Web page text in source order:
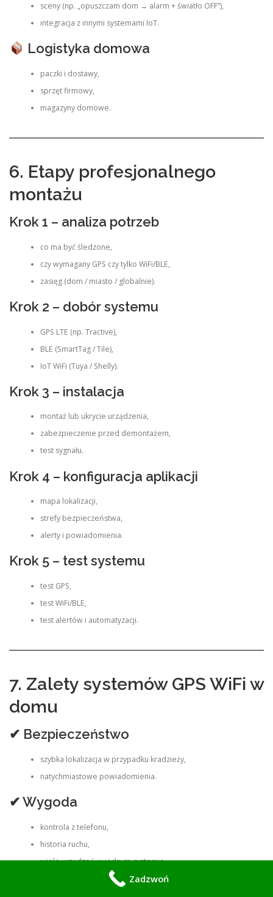
sceny (np. „opuszczam dom → alarm + światło OFF”),
integracja z innymi systemami IoT.
Logistyka domowa
paczki i dostawy,
sprzęt firmowy,
magazyny domowe.
6. Etapy profesjonalnego
montażu
Krok 1 – analiza potrzeb
co ma być śledzone,
czy wymagany GPS czy tylko WiFi/BLE,
zasięg (dom / miasto / globalnie).
Krok 2 – dobór systemu
GPS LTE (np. Tractive),
BLE (SmartTag / Tile),
IoT WiFi (Tuya / Shelly).
Krok 3 – instalacja
montaż lub ukrycie urządzenia,
zabezpieczenie przed demontażem,
test sygnału.
Krok 4 – konfiguracja aplikacji
mapa lokalizacji,
strefy bezpieczeństwa,
alerty i powiadomienia.
Krok 5 – test systemu
test GPS,
test WiFi/BLE,
test alertów i automatyzacji.
7. Zalety systemów GPS WiFi w
domu
✔ Bezpieczeństwo
szybka lokalizacja w przypadku kradzieży,
natychmiastowe powiadomienia.
✔ Wygoda
kontrola z telefonu,
historia ruchu,
wiele urządzeń w jednym systemie.
✔ Smart automatyzacja
Zadzwoń